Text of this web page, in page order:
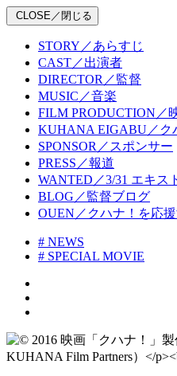
CLOSE／閉じる
STORY／あらすじ
CAST／出演者
DIRECTOR／監督
MUSIC／音楽
FILM PRODUCTION／
KUHANA EIGABU／ク
SPONSOR／スポンサー
PRESS／報道
WANTED／3/31 エキス
BLOG／監督ブログ
OUEN／クハナ！を応
# NEWS
# SPECIAL MOVIE